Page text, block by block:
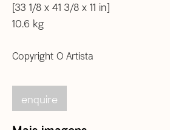
São Paulo
Travessa Dona Paula, 108 |
01239-050 | São Paulo (SP) |
Tel: +55 11 3231 0054
Sábado, das 11h às 17h
[33 1/8 x 41 3/8 x 11 in]
10.6 kg
Copyright O Artista
enquire